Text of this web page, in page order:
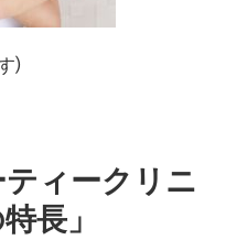
)
ティークリニ
長」